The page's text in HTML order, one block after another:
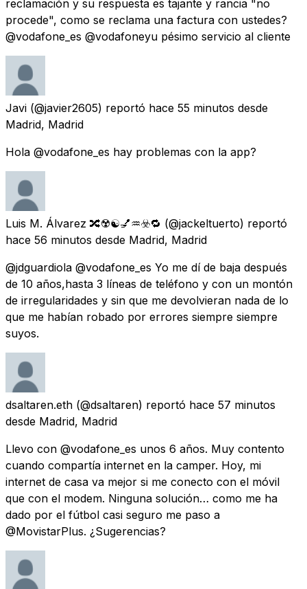
reclamación y su respuesta es tajante y rancia "no
procede", como se reclama una factura con ustedes?
@vodafone_es @vodafoneyu pésimo servicio al cliente
Javi (@javier2605) reportó hace 55 minutos desde
Madrid, Madrid
Hola @vodafone_es hay problemas con la app?
Luis M. Álvarez 🔀☢️☯️💅♒☣️🔁 (@jackeltuerto) reportó
hace 56 minutos desde Madrid, Madrid
@jdguardiola @vodafone_es Yo me dí de baja después
de 10 años,hasta 3 líneas de teléfono y con un montón
de irregularidades y sin que me devolvieran nada de lo
que me habían robado por errores siempre siempre
suyos.
dsaltaren.eth (@dsaltaren) reportó hace 57 minutos
desde Madrid, Madrid
Llevo con @vodafone_es unos 6 años. Muy contento
cuando compartía internet en la camper. Hoy, mi
internet de casa va mejor si me conecto con el móvil
que con el modem. Ninguna solución… como me ha
dado por el fútbol casi seguro me paso a
@MovistarPlus. ¿Sugerencias?